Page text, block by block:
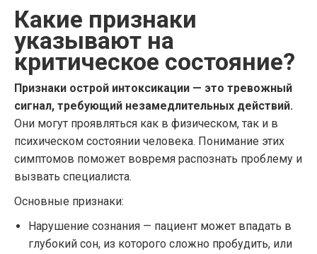
Какие признаки
указывают на
критическое состояние?
Признаки острой интоксикации — это тревожный
сигнал, требующий незамедлительных действий.
Они могут проявляться как в физическом, так и в
психическом состоянии человека. Понимание этих
симптомов поможет вовремя распознать проблему и
вызвать специалиста.
Основные признаки:
Нарушение сознания — пациент может впадать в
глубокий сон, из которого сложно пробудить, или